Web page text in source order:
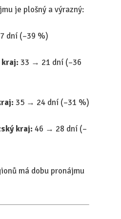
je plošný a výrazný:
dní (–39 %)
kraj: 33 → 21 dní (–36
35 → 24 dní (–31 %)
kraj: 46 → 28 dní (–
má dobu pronájmu